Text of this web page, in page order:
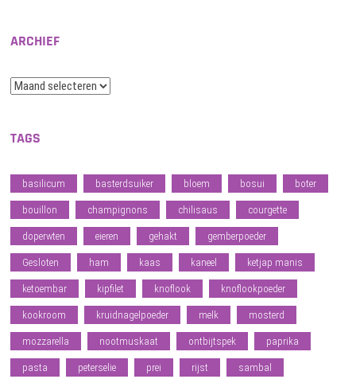
ARCHIEF
Archief
TAGS
basilicum basterdsuiker bloem bosui boter
bouillon champignons chilisaus courgette
doperwten eieren gehakt gemberpoeder
Gesloten ham kaas kaneel ketjap manis
ketoembar kipfilet knoflook knoflookpoeder
kookroom kruidnagelpoeder melk mosterd
mozzarella nootmuskaat ontbijtspek paprika
pasta peterselie prei rijst sambal